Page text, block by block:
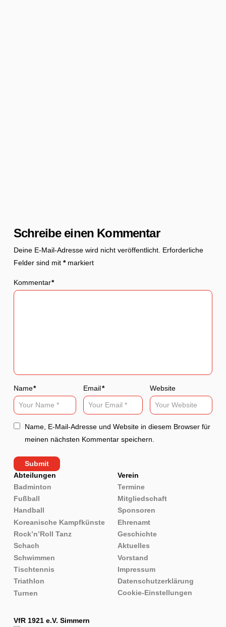
Schreibe einen Kommentar
Deine E-Mail-Adresse wird nicht veröffentlicht. Erforderliche
Felder sind mit *markiert
Kommentar*
Name* Email* Website
Name, E-Mail-Adresse und Website in diesem Browser für
meinen nächsten Kommentar speichern.
Abteilungen
Badminton
Fußball
Handball
Koreanische Kampfkünste
Rock’n’Roll Tanz
Schach
Schwimmen
Tischtennis
Triathlon
Turnen
Verein
Termine
Mitgliedschaft
Sponsoren
Ehrenamt
Geschichte
Aktuelles
Vorstand
Impressum
Datenschutzerklärung
Cookie-Einstellungen
VfR 1921 e.V. Simmern